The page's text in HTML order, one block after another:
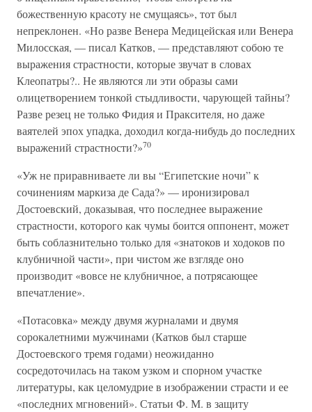
божественную красоту не смущаясь», тот был
непреклонен. «Но разве Венера Медицейская или Венера
Милосская, — писал Катков, — представляют собою те
выражения страстности, которые звучат в словах
Клеопатры?.. Не являются ли эти образы сами
олицетворением тонкой стыдливости, чарующей тайны?
Разве резец не только Фидия и Праксителя, но даже
ваятелей эпох упадка, доходил когда-нибудь до последних
выражений страстности?»70
«Уж не приравниваете ли вы “Египетские ночи” к
сочинениям маркиза де Сада?» — иронизировал
Достоевский, доказывая, что последнее выражение
страстности, которого как чумы боится оппонент, может
быть соблазнительно только для «знатоков и ходоков по
клубничной части», при чистом же взгляде оно
производит «вовсе не клубничное, а потрясающее
впечатление».
«Потасовка» между двумя журналами и двумя
сорокалетними мужчинами (Катков был старше
Достоевского тремя годами) неожиданно
сосредоточилась на таком узком и спорном участке
литературы, как целомудрие в изображении страсти и ее
«последних мгновений». Статьи Ф. М. в защиту